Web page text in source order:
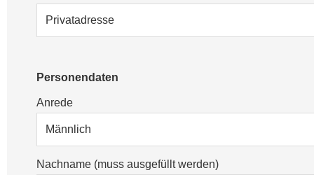
Personendaten
Anrede
Nachname (muss ausgefüllt werden)